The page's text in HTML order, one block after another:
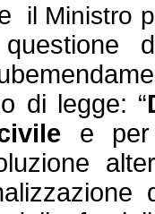
il Ministro
di legge: “
e per